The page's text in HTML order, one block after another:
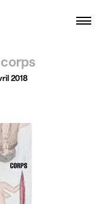
corps
2018